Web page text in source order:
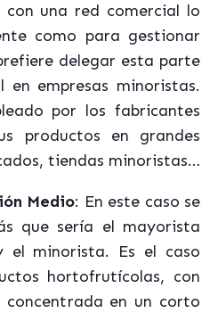
una red comercial lo
como para gestionar
delegar esta parte
empresas minoristas.
por los fabricantes
productos en grandes
tiendas minoristas…
Medio: En este caso se
que sería el mayorista
el minorista. Es el caso
hortofrutícolas, con
concentrada en un corto